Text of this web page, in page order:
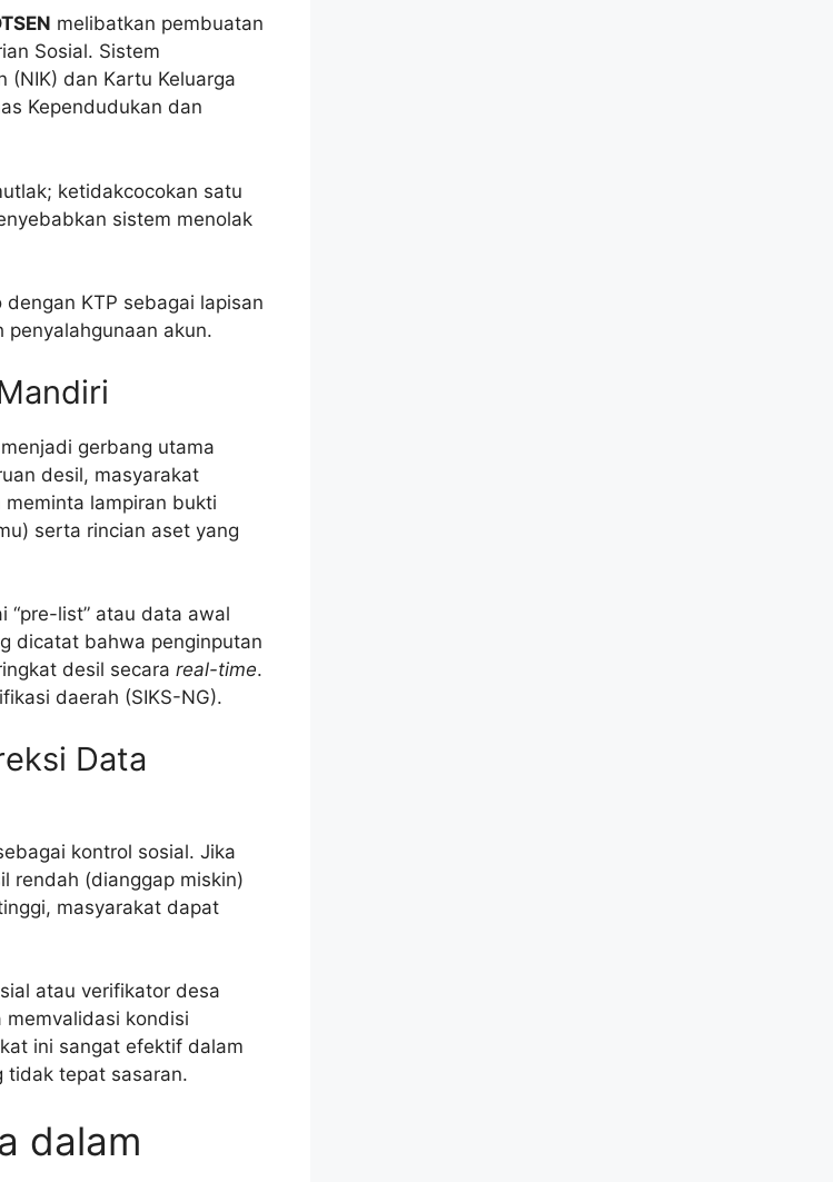
melibatkan pembuatan
Sosial. Sistem
(NIK) dan Kartu Keluarga
Kependudukan dan
ketidakcocokan satu
sistem menolak
KTP sebagai lapisan
akun.
gerbang utama
desil, masyarakat
lampiran bukti
serta rincian aset yang
“pre-list” atau data awal
dicatat bahwa penginputan
desil secara real-time.
daerah (SIKS-NG).
Data
kontrol sosial. Jika
rendah (dianggap miskin)
masyarakat dapat
atau verifikator desa
memvalidasi kondisi
ini sangat efektif dalam
tidak tepat sasaran.
dalam